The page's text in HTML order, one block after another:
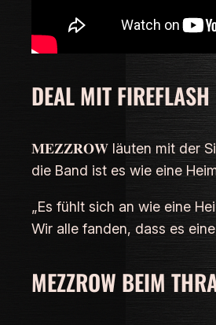
DEAL MIT
𝐌𝐄𝐙𝐙𝐑𝐎𝐖 läuten mit der
die Band ist es wie eine
„Es fühlt sich an wie eine
Wir alle fanden, dass es
MEZZROW BEIM